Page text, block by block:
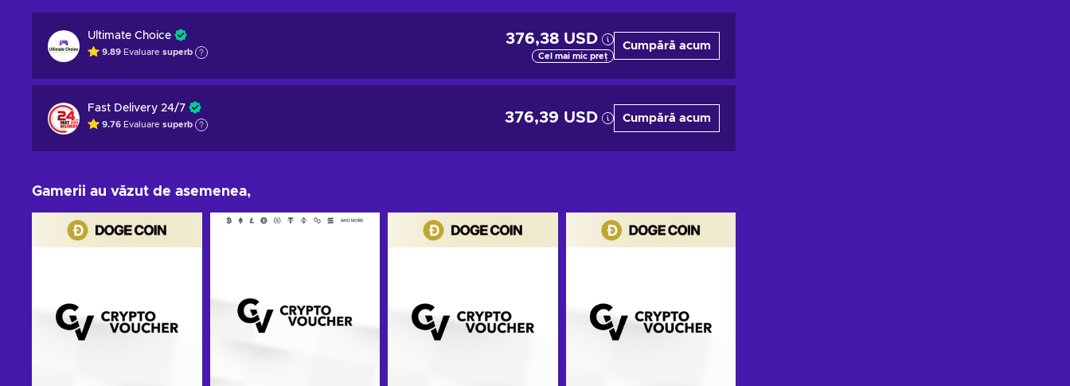
Ultimate Choice
9.89 Evaluare superb
376,38 USD
Cel mai mic preț
Cumpără acum
Fast Delivery 24/7
9.76 Evaluare superb 376,39 USD Cumpără acum
Gamerii au văzut de asemenea,